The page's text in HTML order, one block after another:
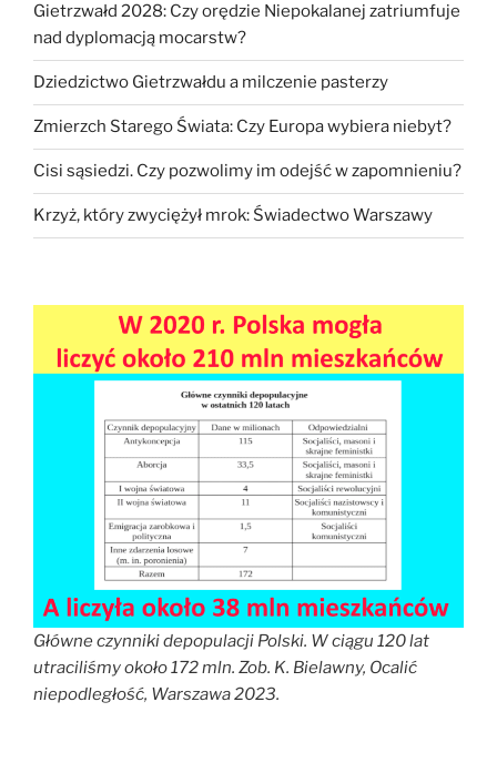
Gietrzwałd 2028: Czy orędzie Niepokalanej zatriumfuje
nad dyplomacją mocarstw?
Dziedzictwo Gietrzwałdu a milczenie pasterzy
Zmierzch Starego Świata: Czy Europa wybiera niebyt?
Cisi sąsiedzi. Czy pozwolimy im odejść w zapomnieniu?
Krzyż, który zwyciężył mrok: Świadectwo Warszawy
Główne czynniki depopulacji Polski. W ciągu 120 lat
utraciliśmy około 172 mln. Zob. K. Bielawny, Ocalić
niepodległość, Warszawa 2023.